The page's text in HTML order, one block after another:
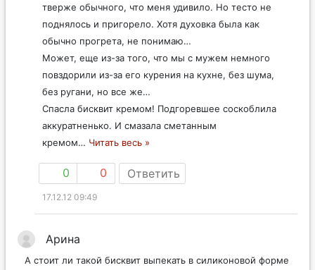
тверже обычного, что меня удивило. Но тесто не
поднялось и пригорело. Хотя духовка была как
обычно прогрета, не понимаю…
Может, еще из-за того, что мы с мужем немного
повздорили из-за его курения на кухне, без шума,
без ругани, но все же…
Спасла бисквит кремом! Подгоревшее соскоблила
аккуратненько. И смазала сметанным
кремом… Читать весь »
0 0 Ответить
17.12.12 09:49
Арина
А стоит ли такой бисквит выпекать в силиконовой форме